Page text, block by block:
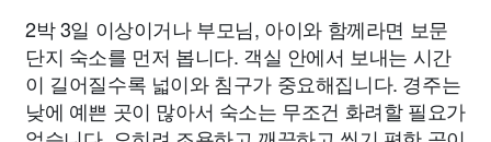
2박 3일 이상이거나 부모님, 아이와 함께라면 보문
단지 숙소를 먼저 봅니다. 객실 안에서 보내는 시간
이 길어질수록 넓이와 침구가 중요해집니다. 경주는
낮에 예쁜 곳이 많아서 숙소는 무조건 화려할 필요가